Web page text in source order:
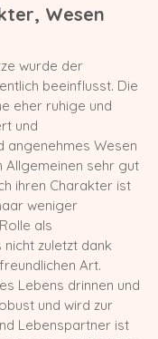
Magic
von den
Force Cat
von den
von den
Wesen
wurde der
beeinflusst. Die
eher ruhige und
und
angenehmes Wesen
Allgemeinen sehr gut
ihren Charakter ist
weniger
als
zuletzt dank
Art.
Lebens drinnen und
und wird zur
Lebenspartner ist